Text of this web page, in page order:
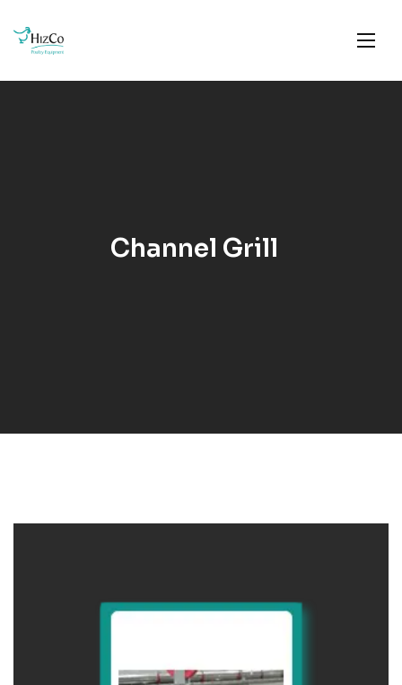
Channel Grill